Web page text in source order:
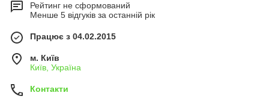
Рейтинг не сформований
Менше 5 відгуків за останній рік
Працює з 04.02.2015
м. Київ
Київ, Україна
Контакти